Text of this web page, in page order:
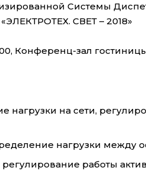
Системы
СВЕТ – 2018»
Конференц-зал
на сети,
нагрузки
работы